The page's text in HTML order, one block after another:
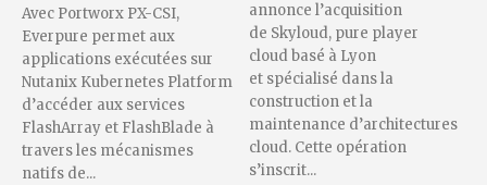
Avec Portworx PX-CSI,
Everpure permet aux
applications exécutées sur
Nutanix Kubernetes Platform
d’accéder aux services
FlashArray et FlashBlade à
travers les mécanismes
natifs de...
annonce l’acquisition
de Skyloud, pure player
cloud basé à Lyon
et spécialisé dans la
construction et la
maintenance d’architectures
cloud. Cette opération
s’inscrit...